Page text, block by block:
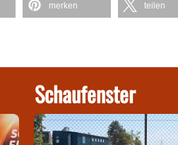
merken teilen
Schaufenster